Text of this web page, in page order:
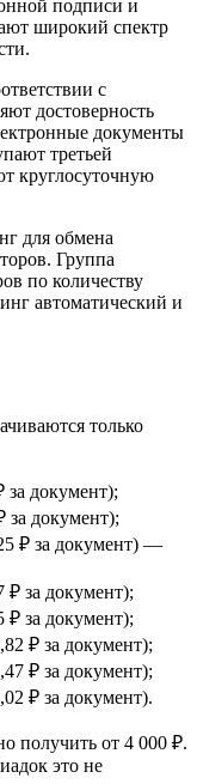
подписи и
широкий спектр
с
достоверность
документы
третьей
круглосуточную
для обмена
Группа
по количеству
автоматический и
только
документ);
документ);
₽ за документ) —
за документ);
за документ);
₽ за документ);
₽ за документ);
₽ за документ).
получить от 4 000 ₽.
это не